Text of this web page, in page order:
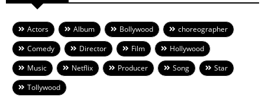
Actors Album Bollywood
choreographer
Comedy
Director Film
Hollywood
Music
Netflix Producer Song
Star
Tollywood